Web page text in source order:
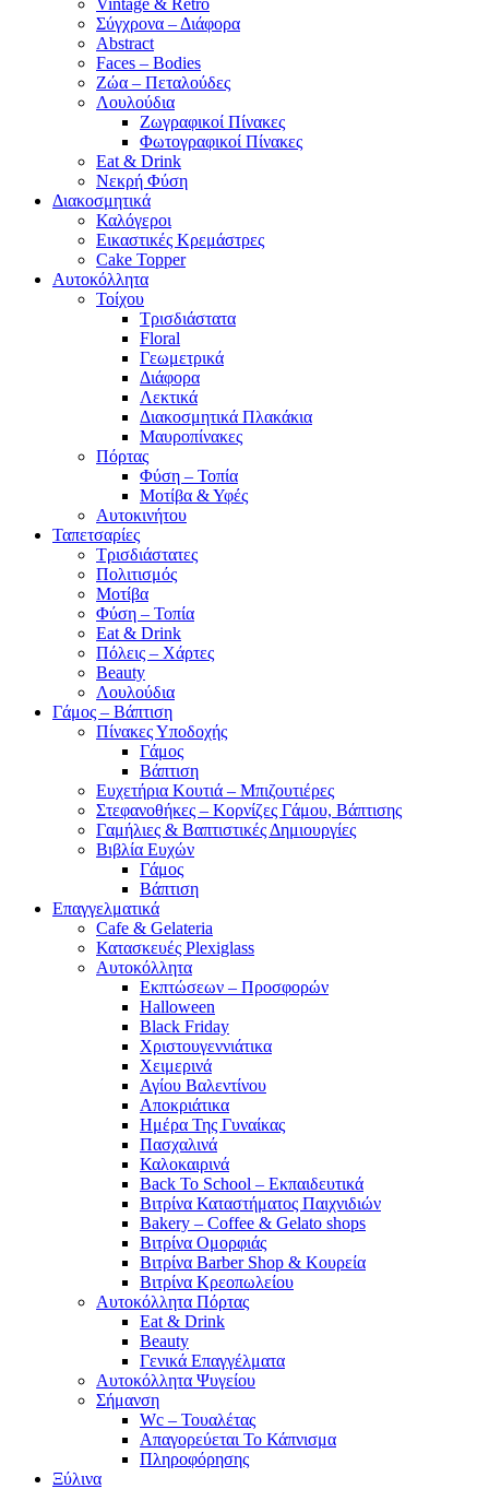
Vintage & Retro
Σύγχρονα – Διάφορα
Abstract
Faces – Bodies
Ζώα – Πεταλούδες
Λουλούδια
Ζωγραφικοί Πίνακες
Φωτογραφικοί Πίνακες
Eat & Drink
Νεκρή Φύση
Διακοσμητικά
Καλόγεροι
Εικαστικές Κρεμάστρες
Cake Topper
Αυτοκόλλητα
Τοίχου
Τρισδιάστατα
Floral
Γεωμετρικά
Διάφορα
Λεκτικά
Διακοσμητικά Πλακάκια
Μαυροπίνακες
Πόρτας
Φύση – Τοπία
Μοτίβα & Υφές
Αυτοκινήτου
Ταπετσαρίες
Τρισδιάστατες
Πολιτισμός
Μοτίβα
Φύση – Τοπία
Eat & Drink
Πόλεις – Χάρτες
Beauty
Λουλούδια
Γάμος – Βάπτιση
Πίνακες Υποδοχής
Γάμος
Βάπτιση
Ευχετήρια Κουτιά – Μπιζουτιέρες
Στεφανοθήκες – Κορνίζες Γάμου, Βάπτισης
Γαμήλιες & Βαπτιστικές Δημιουργίες
Βιβλία Ευχών
Γάμος
Βάπτιση
Επαγγελματικά
Cafe & Gelateria
Κατασκευές Plexiglass
Αυτοκόλλητα
Εκπτώσεων – Προσφορών
Halloween
Black Friday
Χριστουγεννιάτικα
Χειμερινά
Αγίου Βαλεντίνου
Αποκριάτικα
Ημέρα Της Γυναίκας
Πασχαλινά
Καλοκαιρινά
Back To School – Εκπαιδευτικά
Βιτρίνα Καταστήματος Παιχνιδιών
Bakery – Coffee & Gelato shops
Βιτρίνα Ομορφιάς
Βιτρίνα Barber Shop & Κουρεία
Βιτρίνα Κρεοπωλείου
Αυτοκόλλητα Πόρτας
Eat & Drink
Beauty
Γενικά Επαγγέλματα
Αυτοκόλλητα Ψυγείου
Σήμανση
Wc – Τουαλέτας
Απαγορεύεται Το Κάπνισμα
Πληροφόρησης
Ξύλινα